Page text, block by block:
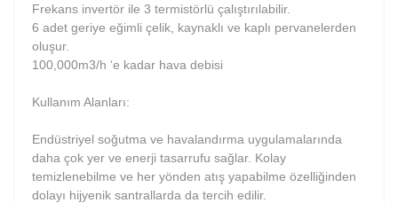
Frekans invertör ile 3 termistörlü çalıştırılabilir.
6 adet geriye eğimli çelik, kaynaklı ve kaplı pervanelerden
oluşur.
100,000m3/h ‘e kadar hava debisi
Kullanım Alanları:
Endüstriyel soğutma ve havalandırma uygulamalarında
daha çok yer ve enerji tasarrufu sağlar. Kolay
temizlenebilme ve her yönden atış yapabilme özelliğinden
dolayı hijyenik santrallarda da tercih edilir.